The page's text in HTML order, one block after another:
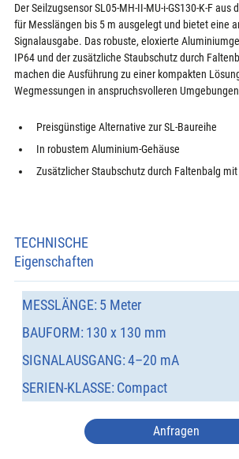
Der Seilzugsensor SL05-MH-II-MU-i-GS130-K-F aus
für Messlängen bis 5 m ausgelegt und bietet eine
Signalausgabe. Das robuste, eloxierte
IP64 und der zusätzliche Staubschutz durch
machen die Ausführung zu einer kompakten
Wegmessungen in anspruchsvolleren
Preisgünstige Alternative zur SL-Baureihe
In robustem Aluminium-Gehäuse
Zusätzlicher Staubschutz durch Faltenbalg
TECHNISCHE
Eigenschaften
MESSLÄNGE: 5 Meter
BAUFORM: 130 x 130 mm
SIGNALAUSGANG: 4–20 mA
SERIEN-KLASSE: Compact
Anfragen